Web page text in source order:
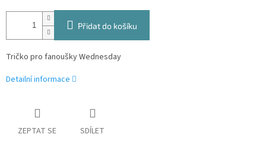
Přidat do košíku
Tričko pro fanoušky Wednesday
Detailní informace
ZEPTAT SE SDÍLET